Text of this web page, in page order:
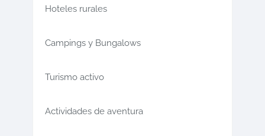
Hoteles rurales
Campings y Bungalows
Turismo activo
Actividades de aventura